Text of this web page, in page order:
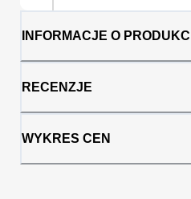
cech Peroso jest jego
praktyczne łóżko dla
rozwiązanie, gdy
spania. Dodatkowym
wbudowany pojemnik
koców i poduszek, co
porządek i
INFORMACJE O
RECENZJE
WYKRES CEN